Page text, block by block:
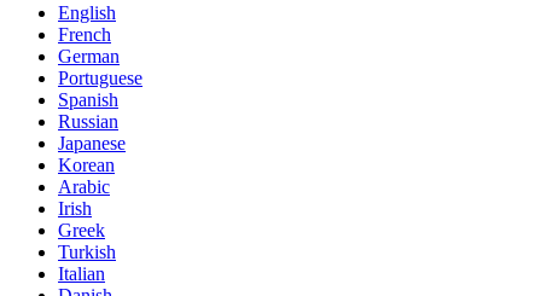
English
French
German
Portuguese
Spanish
Russian
Japanese
Korean
Arabic
Irish
Greek
Turkish
Italian